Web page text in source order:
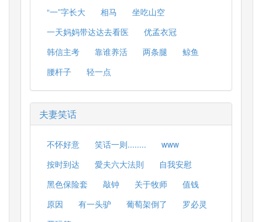
“一”字长大
相马
坐吃山空
一天妈妈带达达去看医
优孟衣冠
韩信主考
靠谁养活 两条腿
鲸鱼
腰杆子
轻一点
夫妻笑话
不怀好意 笑话一则........
www
按时到达
愛夫六大法則
自我安慰
黑色保险套
敲钟 关于牧师
值钱
原因
有一头驴 葡萄架倒了
罗必灵